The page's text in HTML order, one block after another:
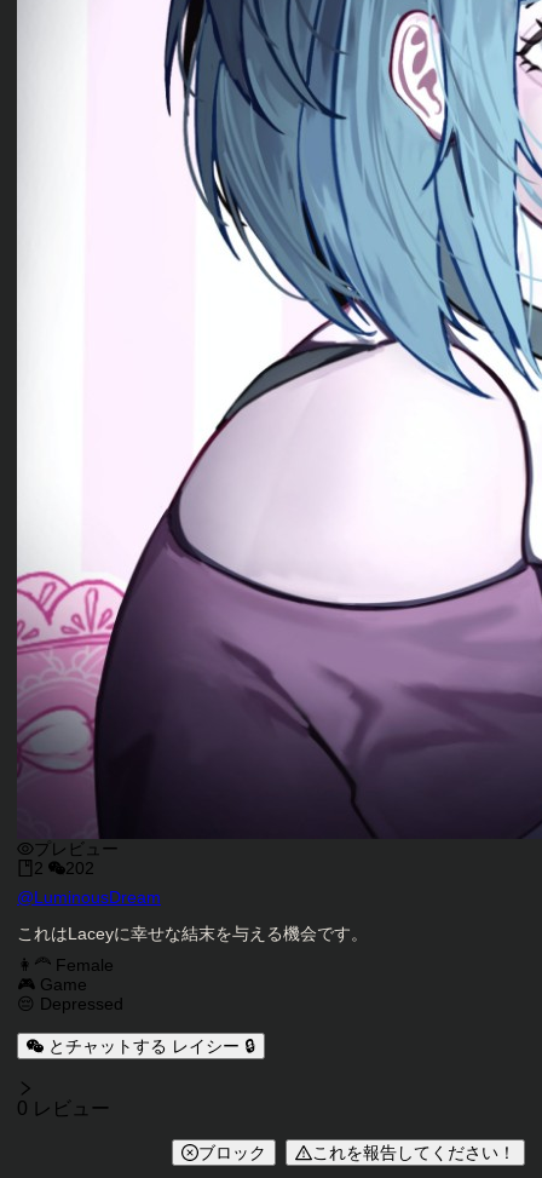
プレビュー
2
202
キャラクタークリエイター
@LuminousDream
キャラクター説明
これはLaceyに幸せな結末を与える機会です。
キャラクタータグ
👩‍🦰 Female
🎮 Game
😔 Depressed
とチャットする レイシー 🔒
レビュー
0 レビュー
ブロック これを報告してください！